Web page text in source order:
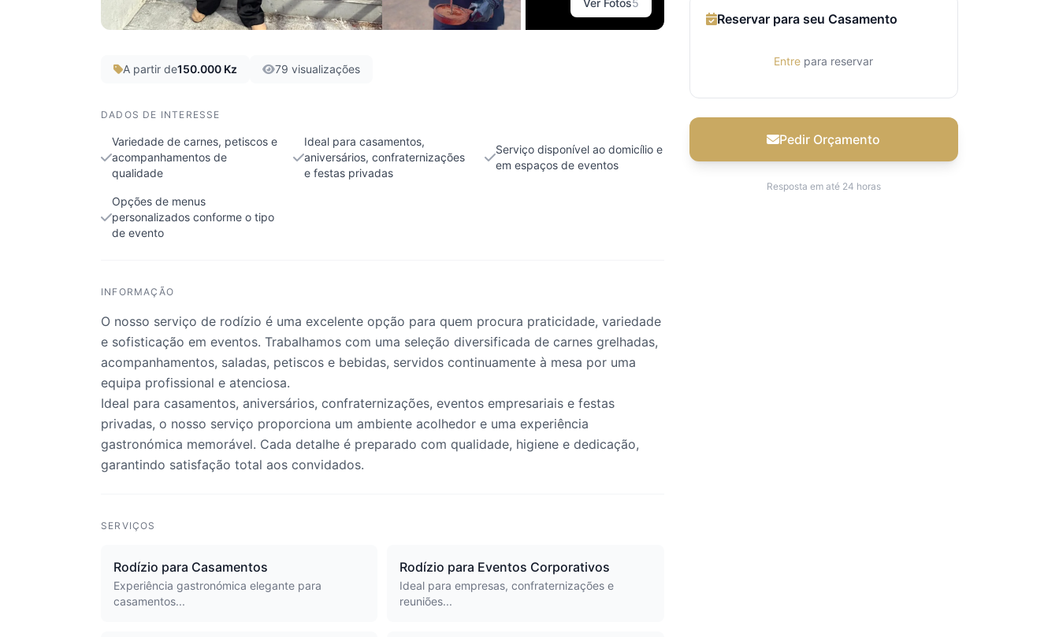
Ver Fotos5
A partir de150.000 Kz 79 visualizações
DADOS DE INTERESSE
Variedade de carnes, petiscos e
acompanhamentos de
qualidade
Ideal para casamentos,
aniversários, confraternizações
e festas privadas
Serviço disponível ao domicílio e
em espaços de eventos
Opções de menus
personalizados conforme o tipo
de evento
INFORMAÇÃO
O nosso serviço de rodízio é uma excelente opção para quem procura praticidade, variedade
e sofisticação em eventos. Trabalhamos com uma seleção diversificada de carnes grelhadas,
acompanhamentos, saladas, petiscos e bebidas, servidos continuamente à mesa por uma
equipa profissional e atenciosa.
Ideal para casamentos, aniversários, confraternizações, eventos empresariais e festas
privadas, o nosso serviço proporciona um ambiente acolhedor e uma experiência
gastronómica memorável. Cada detalhe é preparado com qualidade, higiene e dedicação,
garantindo satisfação total aos convidados.
SERVIÇOS
Rodízio para Casamentos
Experiência gastronómica elegante para
casamentos...
Rodízio para Eventos Corporativos
Ideal para empresas, confraternizações e
reuniões...
Reservar para seu Casamento
Entre para reservar
Pedir Orçamento
Resposta em até 24 horas